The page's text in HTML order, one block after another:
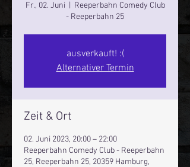
Fr., 02. Juni
Reeperbahn Comedy Club
- Reeperbahn 25
ausverkauft! :(
Alternativer Termin
Zeit & Ort
02. Juni 2023, 20:00 – 22:00
Reeperbahn Comedy Club - Reeperbahn
25, Reeperbahn 25, 20359 Hamburg,